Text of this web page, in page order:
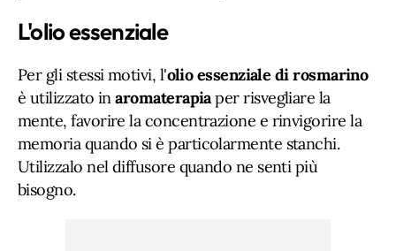
L'olio essenziale
Per gli stessi motivi, l'olio essenziale di rosmarino
è utilizzato inaromaterapiaper risvegliare la
mente, favorire la concentrazione e rinvigorire la
memoria quando si è particolarmente stanchi.
Utilizzalo nel diffusore quando ne senti più
bisogno.